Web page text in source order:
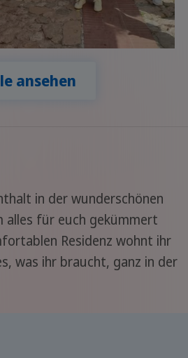
ansehen
in der wunderschönen
alles für euch gekümmert
Residenz wohnt ihr
was ihr braucht, ganz in der